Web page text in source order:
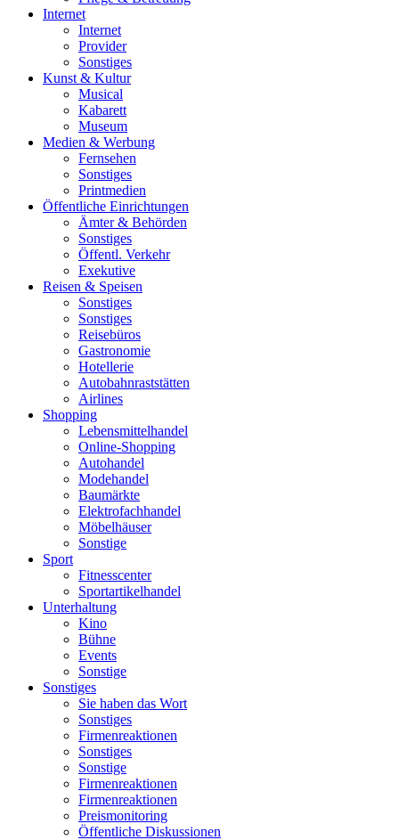
Internet
Internet
Provider
Sonstiges
Kunst & Kultur
Musical
Kabarett
Museum
Medien & Werbung
Fernsehen
Sonstiges
Printmedien
Öffentliche Einrichtungen
Ämter & Behörden
Sonstiges
Öffentl. Verkehr
Exekutive
Reisen & Speisen
Sonstiges
Sonstiges
Reisebüros
Gastronomie
Hotellerie
Autobahnraststätten
Airlines
Shopping
Lebensmittelhandel
Online-Shopping
Autohandel
Modehandel
Baumärkte
Elektrofachhandel
Möbelhäuser
Sonstige
Sport
Fitnesscenter
Sportartikelhandel
Unterhaltung
Kino
Bühne
Events
Sonstige
Sonstiges
Sie haben das Wort
Sonstiges
Firmenreaktionen
Sonstiges
Sonstige
Firmenreaktionen
Firmenreaktionen
Preismonitoring
Öffentliche Diskussionen